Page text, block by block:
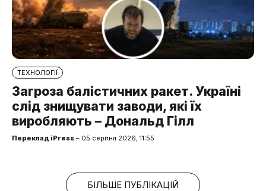
ТЕХНОЛОГІЇ
Загроза балістичних ракет. Україні
слід знищувати заводи, які їх
виробляють – Дональд Гілл
Переклад iPress – 05 серпня 2026, 11:55
БІЛЬШЕ ПУБЛІКАЦІЙ